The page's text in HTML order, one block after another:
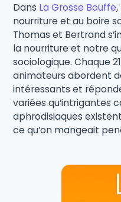
Dans La Grosse Bouffe,
nourriture et au boire
Thomas et Bertrand
la nourriture et notre
sociologique. Chaque
animateurs abordent
intéressants et
variées qu’intrigantes
aphrodisiaques
ce qu’on mangeait